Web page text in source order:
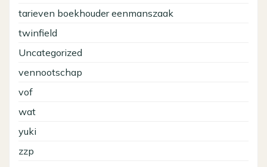
tarieven boekhouder eenmanszaak
twinfield
Uncategorized
vennootschap
vof
wat
yuki
zzp